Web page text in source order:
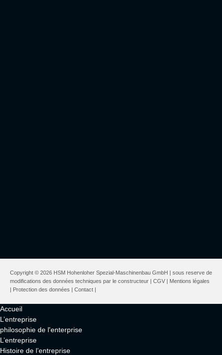
Copyright © 2026 HSM Hohenloher Spezial-Maschinenbau GmbH | sous reserve de
modifications des données techniques par le constructeur | CGV | Mentions légales
| Protection des données | Contact |
Accueil
L’entreprise
philosophie de l'enterprise
L’entreprise
Histoire de l’entreprise